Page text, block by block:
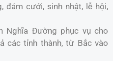
đám cưới, sinh nhật, lễ hội,
Nghĩa Đường phục vụ cho
các tỉnh thành, từ Bắc vào